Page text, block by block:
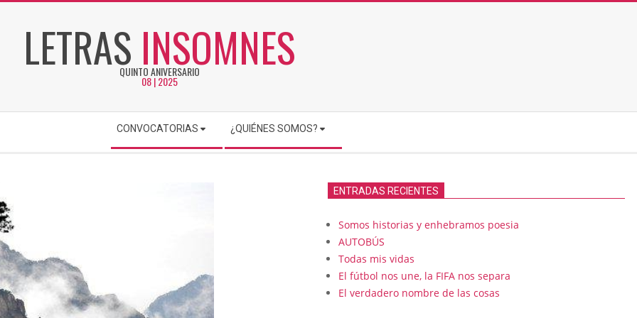
LETRAS INSOMNES
QUINTO ANIVERSARIO
08 | 2025
CONVOCATORIAS ¿QUIÉNES SOMOS?
ENTRADAS RECIENTES
Somos historias y enhebramos poesia
AUTOBÚS
Todas mis vidas
El fútbol nos une, la FIFA nos separa
El verdadero nombre de las cosas